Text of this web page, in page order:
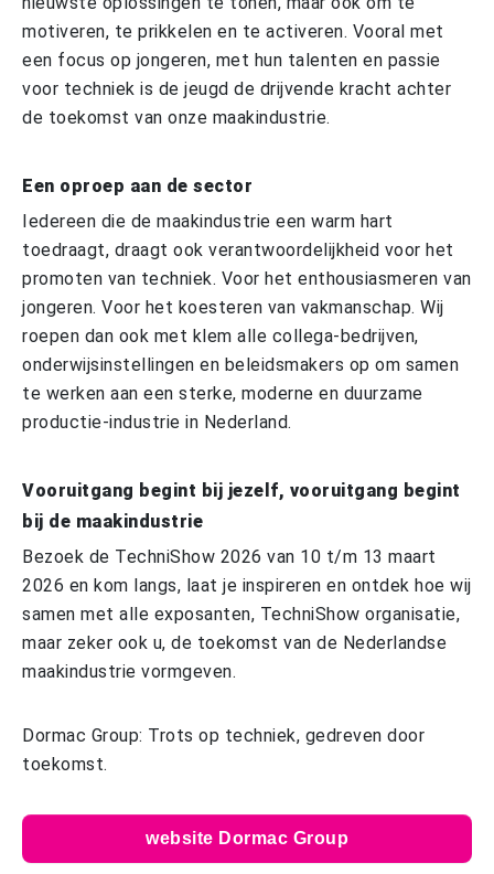
motiveren, te prikkelen en te activeren. Vooral met
een focus op jongeren, met hun talenten en passie
voor techniek is de jeugd de drijvende kracht achter
de toekomst van onze maakindustrie.
Een oproep aan de sector
Iedereen die de maakindustrie een warm hart
toedraagt, draagt ook verantwoordelijkheid voor het
promoten van techniek. Voor het enthousiasmeren van
jongeren. Voor het koesteren van vakmanschap. Wij
roepen dan ook met klem alle collega-bedrijven,
onderwijsinstellingen en beleidsmakers op om samen
te werken aan een sterke, moderne en duurzame
productie-industrie in Nederland.
Vooruitgang begint bij jezelf, vooruitgang begint
bij de maakindustrie
Bezoek de TechniShow 2026 van 10 t/m 13 maart
2026 en kom langs, laat je inspireren en ontdek hoe wij
samen met alle exposanten, TechniShow organisatie,
maar zeker ook u, de toekomst van de Nederlandse
maakindustrie vormgeven.
Dormac Group: Trots op techniek, gedreven door
toekomst.
website Dormac Group